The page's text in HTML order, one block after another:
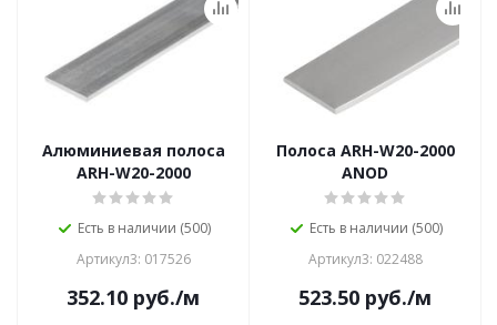
Алюминиевая полоса
ARH-W20-2000
Есть в наличии (500)
Артикул3: 017526
352.10 руб./м
Полоса ARH-W20-2000
ANOD
Есть в наличии (500)
Артикул3: 022488
523.50 руб./м